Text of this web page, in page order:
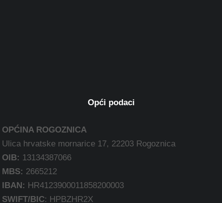
Opći podaci
OPĆINA ROGOZNICA
Ulica hrvatske mornarice 17, 22203 Rogoznica
OIB: 13134387066
MBS: 2665212
IBAN: HR4123900011858200003
SWIFT/BIC: HPBZHR2X